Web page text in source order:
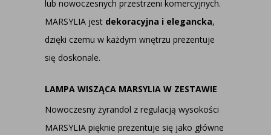
lub nowoczesnych przestrzeni komercyjnych.
MARSYLIA jest dekoracyjna i elegancka,
dzięki czemu w każdym wnętrzu prezentuje
się doskonale.
LAMPA WISZĄCA MARSYLIA W ZESTAWIE
Nowoczesny żyrandol z regulacją wysokości
MARSYLIA pięknie prezentuje się jako główne